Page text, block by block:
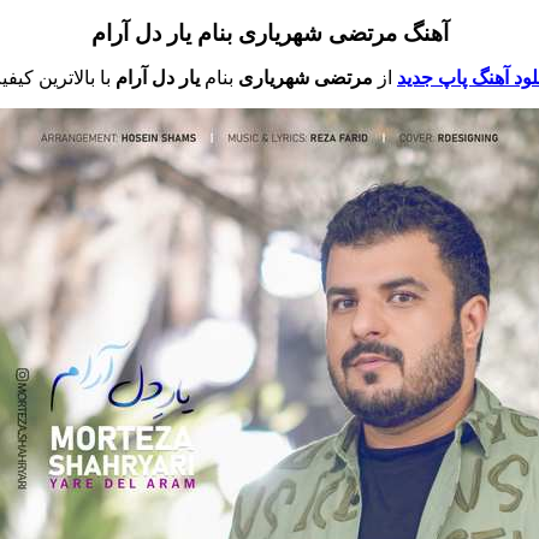
آهنگ مرتضی شهریاری بنام یار دل آرام
آهنگ پاپ جدید از مرتضی شهریاری بنام یار دل آرام با بالاترین